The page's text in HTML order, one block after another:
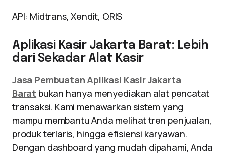
API: Midtrans, Xendit, QRIS
Aplikasi Kasir Jakarta Barat: Lebih
dari Sekadar Alat Kasir
Jasa Pembuatan Aplikasi Kasir Jakarta
Barat bukan hanya menyediakan alat pencatat
transaksi. Kami menawarkan sistem yang
mampu membantu Anda melihat tren penjualan,
produk terlaris, hingga efisiensi karyawan.
Dengan dashboard yang mudah dipahami, Anda